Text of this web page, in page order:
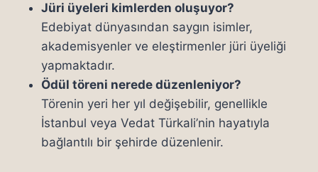
Jüri üyeleri kimlerden oluşuyor?
Edebiyat dünyasından saygın isimler,
akademisyenler ve eleştirmenler jüri üyeliği
yapmaktadır.
Ödül töreni nerede düzenleniyor?
Törenin yeri her yıl değişebilir, genellikle
İstanbul veya Vedat Türkali’nin hayatıyla
bağlantılı bir şehirde düzenlenir.